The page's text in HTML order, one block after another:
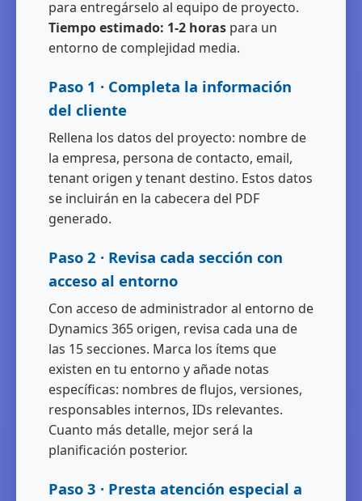
para entregárselo al equipo de proyecto.
Tiempo estimado: 1-2 horas para un
entorno de complejidad media.
Paso 1 · Completa la información
del cliente
Rellena los datos del proyecto: nombre de
la empresa, persona de contacto, email,
tenant origen y tenant destino. Estos datos
se incluirán en la cabecera del PDF
generado.
Paso 2 · Revisa cada sección con
acceso al entorno
Con acceso de administrador al entorno de
Dynamics 365 origen, revisa cada una de
las 15 secciones. Marca los ítems que
existen en tu entorno y añade notas
específicas: nombres de flujos, versiones,
responsables internos, IDs relevantes.
Cuanto más detalle, mejor será la
planificación posterior.
Paso 3 · Presta atención especial a